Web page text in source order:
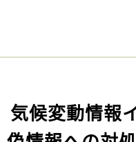
気候変動情報